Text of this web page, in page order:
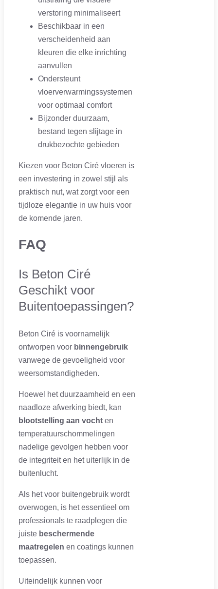
verstoring minimaliseert
Beschikbaar in een
verscheidenheid aan
kleuren die elke inrichting
aanvullen
Ondersteunt
vloerverwarmingssystemen
voor optimaal comfort
Bijzonder duurzaam,
bestand tegen slijtage in
drukbezochte gebieden
Kiezen voor Beton Ciré vloeren is
een investering in zowel stijl als
praktisch nut, wat zorgt voor een
tijdloze elegantie in uw huis voor
de komende jaren.
FAQ
Is Beton Ciré
Geschikt voor
Buitentoepassingen?
Beton Ciré is voornamelijk
ontworpen voor binnengebruik
vanwege de gevoeligheid voor
weersomstandigheden.
Hoewel het duurzaamheid en een
naadloze afwerking biedt, kan
blootstelling aan vocht en
temperatuurschommelingen
nadelige gevolgen hebben voor
de integriteit en het uiterlijk in de
buitenlucht.
Als het voor buitengebruik wordt
overwogen, is het essentieel om
professionals te raadplegen die
juiste beschermende
maatregelen en coatings kunnen
toepassen.
Uiteindelijk kunnen voor